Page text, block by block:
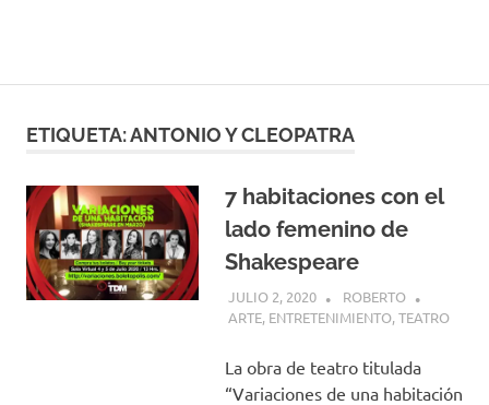
ETIQUETA:ANTONIO Y CLEOPATRA
7 habitaciones con el
lado femenino de
Shakespeare
JULIO 2, 2020
ROBERTO
ARTE, ENTRETENIMIENTO,TEATRO
La obra de teatro titulada
“Variaciones de una habitación